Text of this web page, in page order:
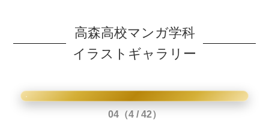
高森高校マンガ学科
イラストギャラリー
04（4 / 42）